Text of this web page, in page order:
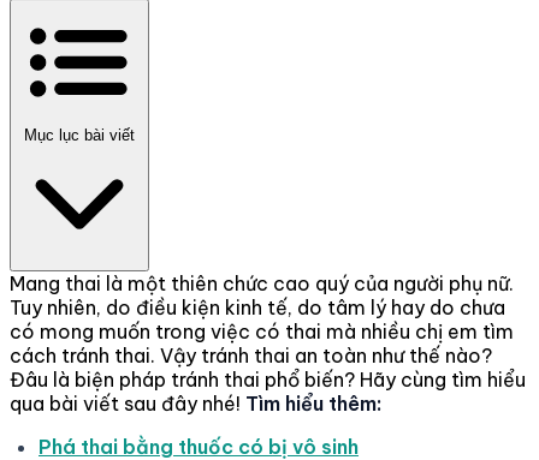
Mục lục bài viết
Mang thai là một thiên chức cao quý của người phụ nữ.
Tuy nhiên, do điều kiện kinh tế, do tâm lý hay do chưa
có mong muốn trong việc có thai mà nhiều chị em tìm
cách tránh thai. Vậy tránh thai an toàn như thế nào?
Đâu là biện pháp tránh thai phổ biến? Hãy cùng tìm hiểu
qua bài viết sau đây nhé! Tìm hiểu thêm:
Phá thai bằng thuốc có bị vô sinh